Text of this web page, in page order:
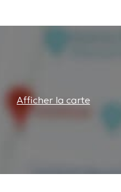
Afficher la carte